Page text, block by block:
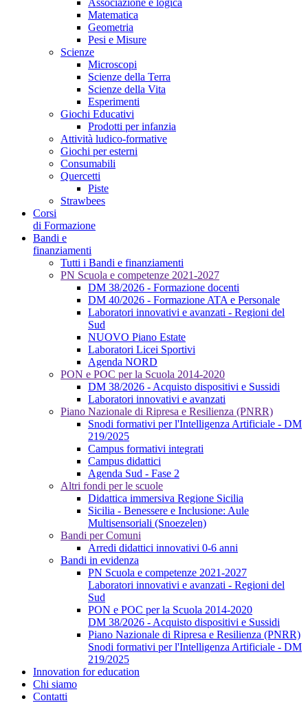
Matematica
Geometria
Pesi e Misure
Scienze
Microscopi
Scienze della Terra
Scienze della Vita
Esperimenti
Giochi Educativi
Prodotti per infanzia
Attività ludico-formative
Giochi per esterni
Consumabili
Quercetti
Piste
Strawbees
Corsi
di Formazione
Bandi e
finanziamenti
Tutti i Bandi e finanziamenti
PN Scuola e competenze 2021-2027
DM 38/2026 - Formazione docenti
DM 40/2026 - Formazione ATA e Personale
Laboratori innovativi e avanzati - Regioni del
Sud
NUOVO Piano Estate
Laboratori Licei Sportivi
Agenda NORD
PON e POC per la Scuola 2014-2020
DM 38/2026 - Acquisto dispositivi e Sussidi
Laboratori innovativi e avanzati
Piano Nazionale di Ripresa e Resilienza (PNRR)
Snodi formativi per l'Intelligenza Artificiale - DM
219/2025
Campus formativi integrati
Campus didattici
Agenda Sud - Fase 2
Altri fondi per le scuole
Didattica immersiva Regione Sicilia
Sicilia - Benessere e Inclusione: Aule
Multisensoriali (Snoezelen)
Bandi per Comuni
Arredi didattici innovativi 0-6 anni
Bandi in evidenza
PN Scuola e competenze 2021-2027
Laboratori innovativi e avanzati - Regioni del
Sud
PON e POC per la Scuola 2014-2020
DM 38/2026 - Acquisto dispositivi e Sussidi
Piano Nazionale di Ripresa e Resilienza (PNRR)
Snodi formativi per l'Intelligenza Artificiale - DM
219/2025
Innovation for education
Chi siamo
Contatti